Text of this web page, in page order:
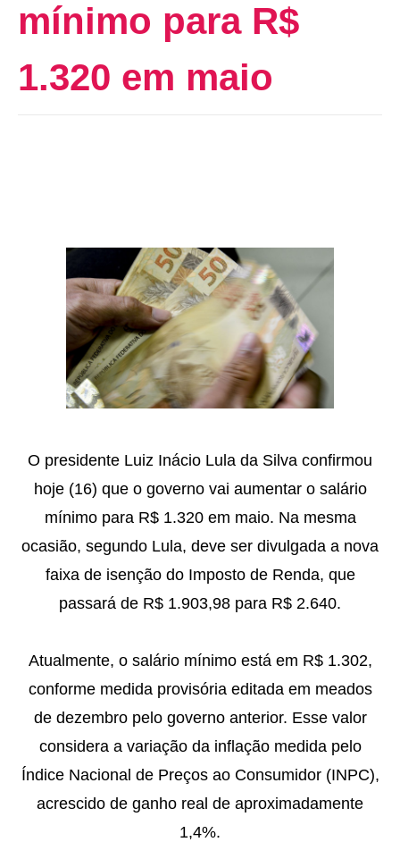
mínimo para R$
1.320 em maio
O presidente Luiz Inácio Lula da Silva confirmou
hoje (16) que o governo vai aumentar o salário
mínimo para R$ 1.320 em maio. Na mesma
ocasião, segundo Lula, deve ser divulgada a nova
faixa de isenção do Imposto de Renda, que
passará de R$ 1.903,98 para R$ 2.640.
Atualmente, o salário mínimo está em R$ 1.302,
conforme medida provisória editada em meados
de dezembro pelo governo anterior. Esse valor
considera a variação da inflação medida pelo
Índice Nacional de Preços ao Consumidor (INPC),
acrescido de ganho real de aproximadamente
1,4%.